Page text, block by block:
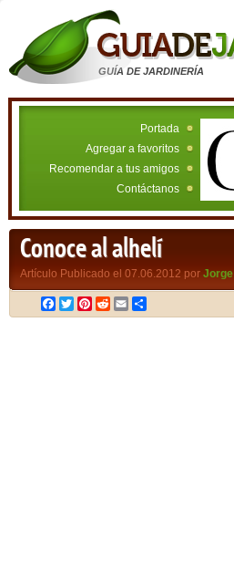
GUÍA DE JARDINERÍA
Portada
Agregar a favoritos
Recomendar a tus amigos
Contáctanos
Conoce al alhelí
Artículo Publicado el 07.06.2012 por Jorge
Facebook
TwitterPinterest
RedditEmail